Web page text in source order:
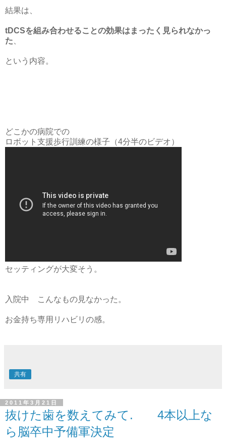
結果は、
tDCSを組み合わせることの効果はまったく見られなかっ
た
という内容。
どこかの病院での
ロボット支援歩行訓練の様子（4分半のビデオ）
セッティングが大変そう。
入院中 こんなもの見なかった。
お金持ち専用リハビリの感。
共有
2011年3月21日
抜けた歯を数えてみて. 4本以上な
ら脳卒中予備軍決定